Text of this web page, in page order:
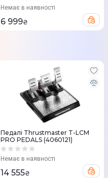
Немає в наявності
6 999₴
Педалі Thrustmaster T-LCM
PRO PEDALS (4060121)
Немає в наявності
14 555₴